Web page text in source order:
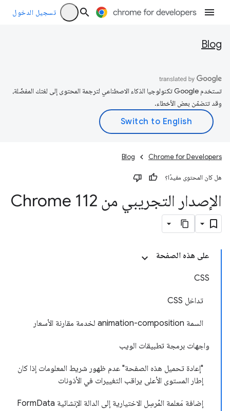
تسجيل الدخول
Blog
تستخدم Google تكنولوجيا الذكاء الاصطناعي لترجمة المحتوى إلى لغتك المفضّلة،
وقد تتضمّن بعض الأخطاء.
Chrome for Developers
Blog
هل كان المحتوى مفيدًا؟
الإصدار التجريبي من Chrome 112
على هذه الصفحة
CSS
تداخل CSS
السمة animation-composition لخدمة مقارنة الأسعار
واجهات برمجة تطبيقات الويب
"إعادة تحميل هذه الصفحة" عدم ظهور شريط المعلومات إذا كان
إطار المستوى الأعلى يراقب التغييرات في الأذونات
إضافة مَعلمة المُرسِل الاختيارية إلى الدالة الإنشائية FormData